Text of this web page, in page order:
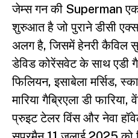
जेम्स गन की Superman एक
शुरुआत है जो पुराने डीसी
अलग है, जिसमें हेनरी कैविल
डेविड कोरेंसवेट के साथ एडी
फिलियन, इसाबेला मर्सिड,
मारिया गैब्रिएला डी
प्रुइट टेलर विंस और नेवा